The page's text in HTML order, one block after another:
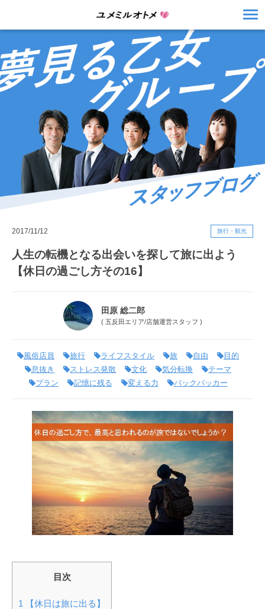
2017/11/12 旅行・観光
人生の転機となる出会いを探して旅に出よう
【休日の過ごし方その16】
田原 総二郎
( 五反田エリア/店舗運営スタッフ )
風俗店員 旅行 ライフスタイル 旅 自由
目的
息抜き
ストレス発散 文化 気分転換
テーマ
プラン
記憶に残る 変える力 バックパッカー
目次
1 【休日は旅に出る】